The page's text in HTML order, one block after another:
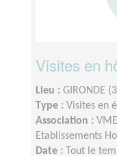
Visites en
Lieu : GIRONDE
Type : Visites en
Association :
Etablissements
Date :
Tout le